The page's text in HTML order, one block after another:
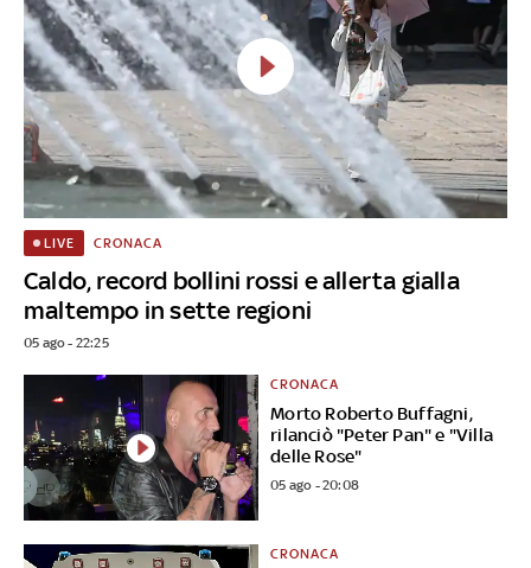
Caldo, record bollini rossi e allerta gialla
maltempo in sette regioni
LIVE CRONACA
05 ago - 22:25
Morto Roberto Buffagni,
rilanciò "Peter Pan" e "Villa
delle Rose"
CRONACA
05 ago - 20:08
CRONACA